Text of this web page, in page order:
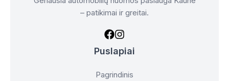
– patikimai ir greitai.
Puslapiai
Pagrindinis